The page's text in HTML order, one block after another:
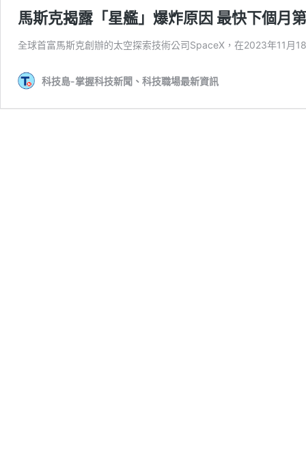
馬斯克揭露「星艦」爆炸原因 最快下個月
全球首富馬斯克創辦的太空探索技術公司SpaceX，在2023年11月
科技島-掌握科技新聞、科技職場最新資訊